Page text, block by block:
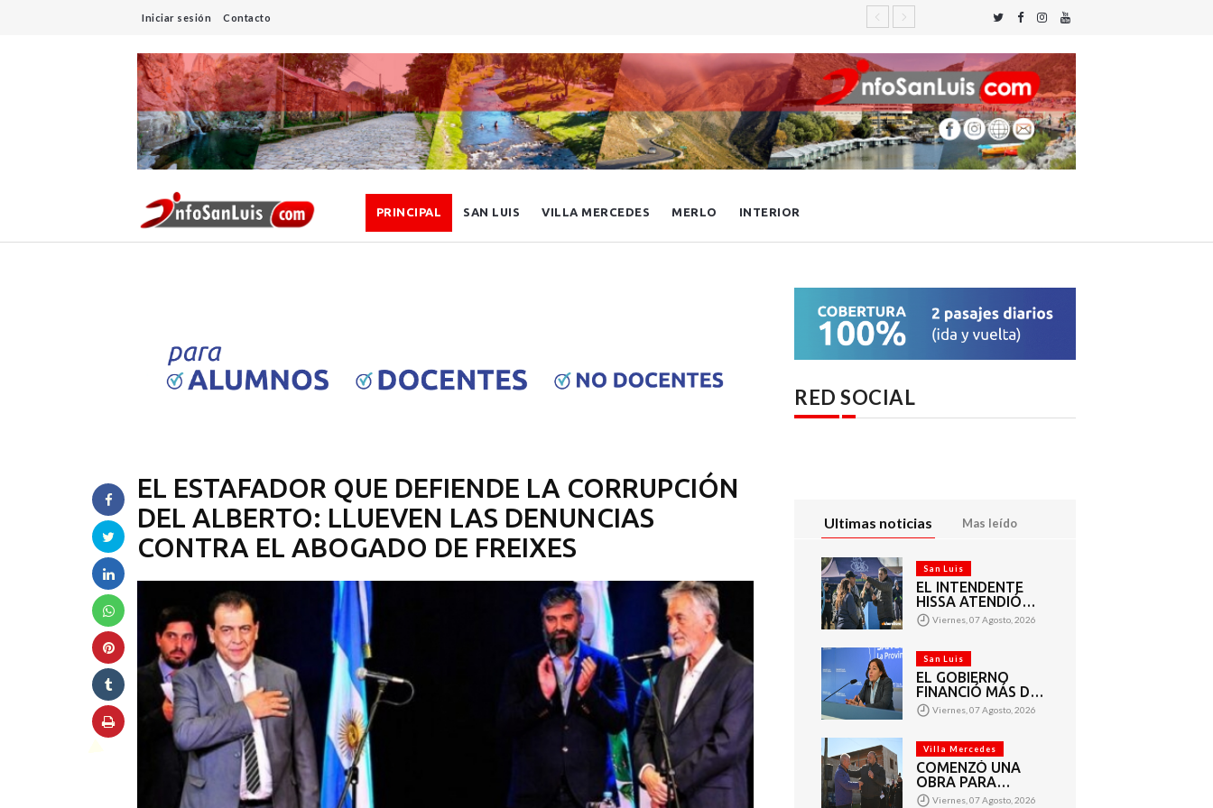
Iniciar sesión Contacto
PRINCIPAL SAN LUIS VILLA MERCEDES MERLO INTERIOR
EL ESTAFADOR QUE DEFIENDE LA CORRUPCIÓN
DEL ALBERTO: LLUEVEN LAS DENUNCIAS
CONTRA EL ABOGADO DE FREIXES
RED SOCIAL
Ultimas noticias Mas leído
San Luis
EL INTENDENTE
HISSA ATENDIÓ
INQUIETUDES DE
VECINOS DEL
Viernes, 07 Agosto, 2026
San Luis
EL GOBIERNO
FINANCIÓ MÁS DE
1.440 PROYECTOS
SOCIALES A 2.200
TODA LA
PROVINCIA
Viernes, 07 Agosto, 2026
Villa Mercedes
COMENZÓ UNA
OBRA PARA
AMPLIAR LAS
Viernes, 07 Agosto, 2026